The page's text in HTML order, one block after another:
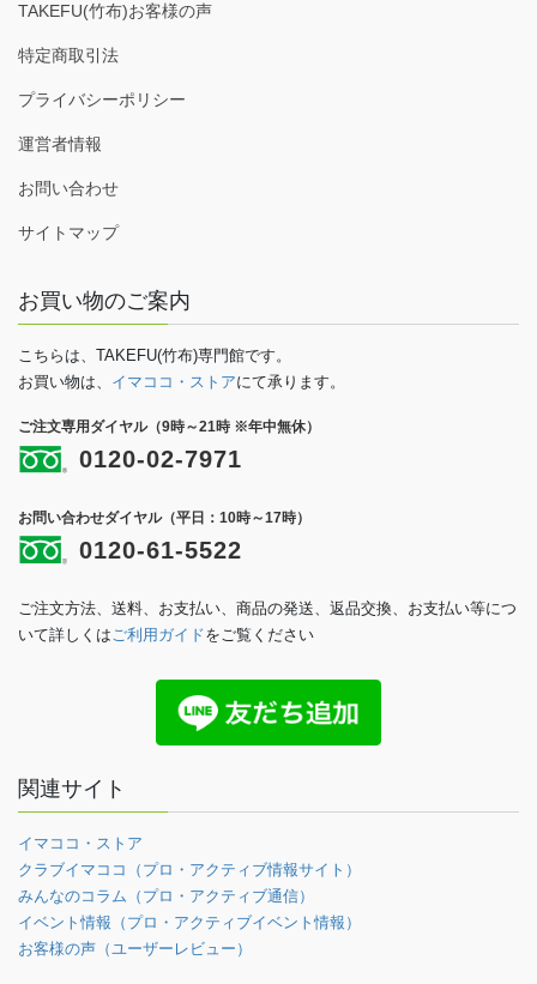
TAKEFU(竹布)お客様の声
特定商取引法
プライバシーポリシー
運営者情報
お問い合わせ
サイトマップ
お買い物のご案内
こちらは、TAKEFU(竹布)専門館です。
お買い物は、 イマココ・ストアにて承ります。
ご注文専用ダイヤル（9時～21時 ※年中無休）
0120-02-7971
お問い合わせダイヤル（平日：10時～17時）
0120-61-5522
ご注文方法、送料、お支払い、商品の発送、返品交換、お支払い等につ
いて詳しくはご利用ガイドをご覧ください
関連サイト
イマココ・ストア
クラブイマココ（プロ・アクティブ情報サイト）
みんなのコラム（プロ・アクティブ通信）
イベント情報（プロ・アクティブイベント情報）
お客様の声（ユーザーレビュー）